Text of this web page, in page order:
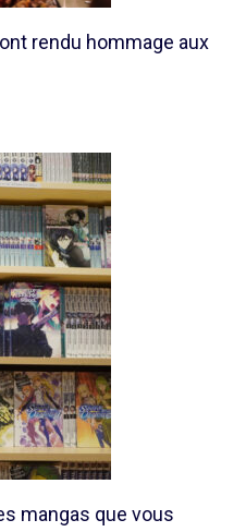
rendu hommage aux
mangas que vous